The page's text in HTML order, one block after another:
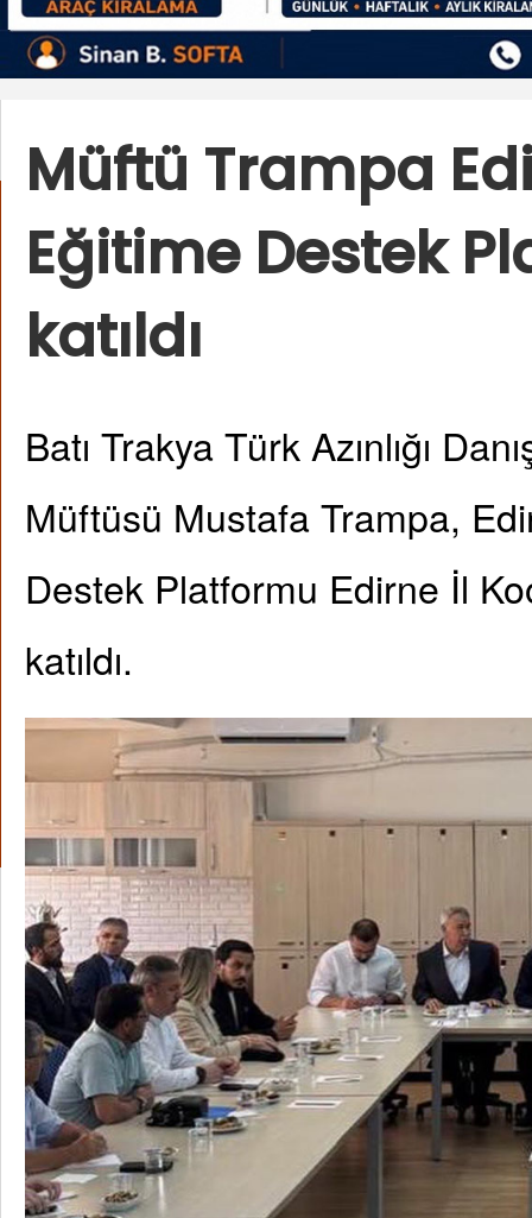
Müftü Trampa
Eğitime Destek
katıldı
Batı Trakya Türk Azınlığı
Müftüsü Mustafa Trampa,
Destek Platformu Edirne İl
katıldı.